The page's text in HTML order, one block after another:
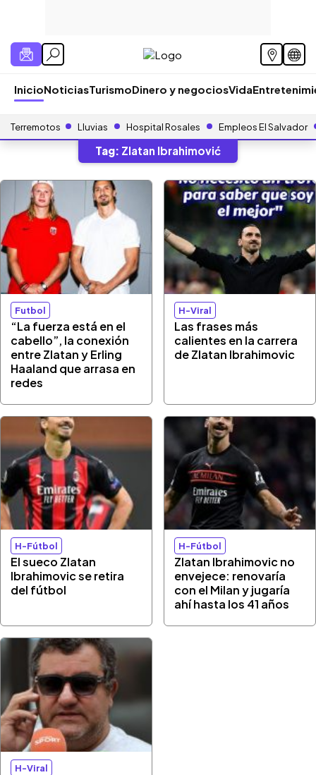
InicioNoticiasTurismoDinero y negociosVida
Terremotos Lluvias Hospital Rosales Empleos El Salvador
Tag: Zlatan Ibrahimović
Futbol
“La fuerza está en el
cabello”, la conexión
entre Zlatan y Erling
Haaland que arrasa en
redes
H-Viral
Las frases más
calientes en la carrera
de Zlatan Ibrahimovic
H-Fútbol
El sueco Zlatan
Ibrahimovic se retira
del fútbol
H-Fútbol
Zlatan Ibrahimovic no
envejece: renovaría
con el Milan y jugaría
ahí hasta los 41 años
H-Viral